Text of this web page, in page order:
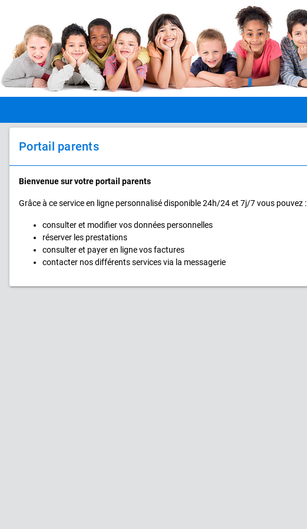
Portail parents
Bienvenue sur votre portail parents
Grâce à ce service en ligne personnalisé disponible 24h/24 et 7j/7 vous pouvez :
consulter et modifier vos données personnelles
réserver les prestations
consulter et payer en ligne vos factures
contacter nos différents services via la messagerie